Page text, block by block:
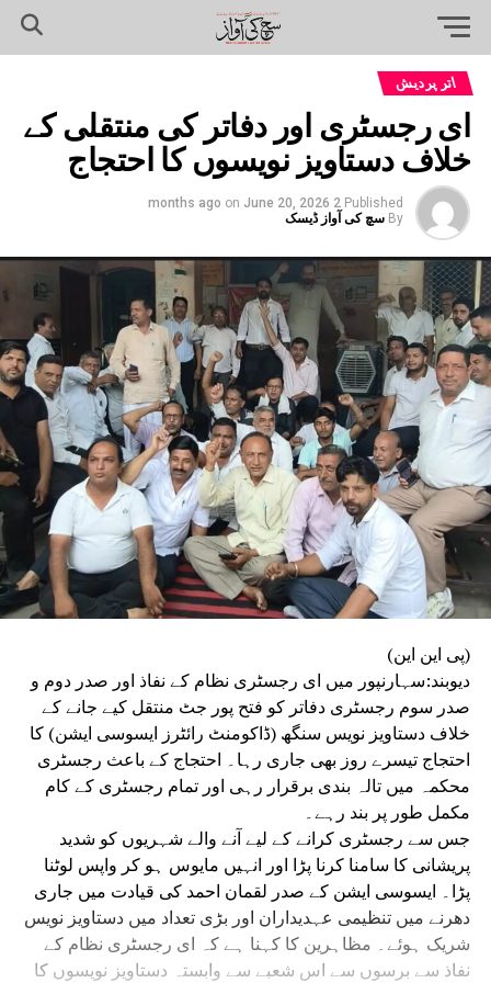
اتر پردیش
ای رجسٹری اور دفاتر کی منتقلی کے
خلاف دستاویز نویسوں کا احتجاج
Published
2 months ago
on June 20, 2026
By سچ کی آواز ڈیسک
(پی این این)
دیوبند:سہارنپور میں ای رجسٹری نظام کے نفاذ اور صدر دوم و
صدر سوم رجسٹری دفاتر کو فتح پور جٹ منتقل کیے جانے کے
خلاف دستاویز نویس سنگھ (ڈاکومنٹ رائٹرز ایسوسی ایشن) کا
احتجاج تیسرے روز بھی جاری رہا۔ احتجاج کے باعث رجسٹری
محکمہ میں تالہ بندی برقرار رہی اور تمام رجسٹری کے کام
مکمل طور پر بند رہے۔
جس سے رجسٹری کرانے کے لیے آنے والے شہریوں کو شدید
پریشانی کا سامنا کرنا پڑا اور انہیں مایوس ہو کر واپس لوٹنا
پڑا۔ ایسوسی ایشن کے صدر لقمان احمد کی قیادت میں جاری
دھرنے میں تنظیمی عہدیداران اور بڑی تعداد میں دستاویز نویس
شریک ہوئے۔ مظاہرین کا کہنا ہے کہ ای رجسٹری نظام کے
نفاذ سے برسوں سے اس شعبے سے وابستہ دستاویز نویسوں کا